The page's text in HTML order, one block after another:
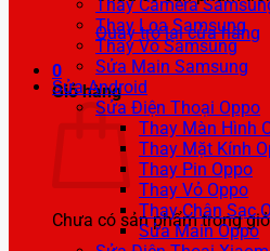
Quay trở lại cửa hàng
0
Giỏ hàng
Chưa có sản phẩm trong
Thay Camera
Thay Loa Samsung
Thay Vỏ Samsung
Sửa Main Samsung
Sửa Android
Sửa Điện Thoại Oppo
Thay Màn Hình
Thay Mặt Kính
Thay Pin Oppo
Thay Vỏ Oppo
Thay Chân Sạc
Sửa Main Oppo